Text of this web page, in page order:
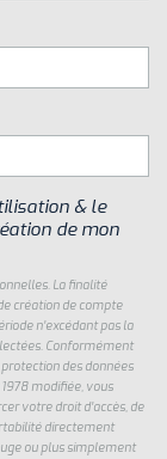
& le
de mon
La finalité
création de compte
n'excédant pas la
Conformément
des données
modifiée, vous
votre droit d'accès, de
directement
ou plus simplement